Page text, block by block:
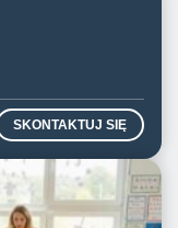
SKONTAKTUJ SIĘ